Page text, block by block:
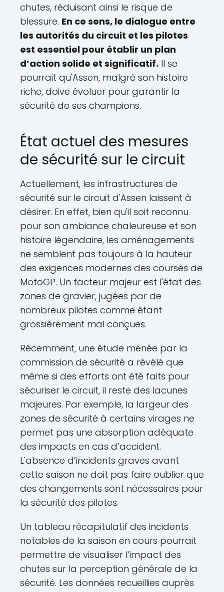
chutes, réduisant ainsi le risque de
blessure. En ce sens, le dialogue entre
les autorités du circuit et les pilotes
est essentiel pour établir un plan
d’action solide et significatif. Il se
pourrait qu'Assen, malgré son histoire
riche, doive évoluer pour garantir la
sécurité de ses champions.
État actuel des mesures
de sécurité sur le circuit
Actuellement, les infrastructures de
sécurité sur le circuit d'Assen laissent à
désirer. En effet, bien qu'il soit reconnu
pour son ambiance chaleureuse et son
histoire légendaire, les aménagements
ne semblent pas toujours à la hauteur
des exigences modernes des courses de
MotoGP. Un facteur majeur est l'état des
zones de gravier, jugées par de
nombreux pilotes comme étant
grossièrement mal conçues.
Récemment, une étude menée par la
commission de sécurité a révélé que
même si des efforts ont été faits pour
sécuriser le circuit, il reste des lacunes
majeures. Par exemple, la largeur des
zones de sécurité à certains virages ne
permet pas une absorption adéquate
des impacts en cas d’accident.
L'absence d’incidents graves avant
cette saison ne doit pas faire oublier que
des changements sont nécessaires pour
la sécurité des pilotes.
Un tableau récapitulatif des incidents
notables de la saison en cours pourrait
permettre de visualiser l’impact des
chutes sur la perception générale de la
sécurité. Les données recueillies auprès